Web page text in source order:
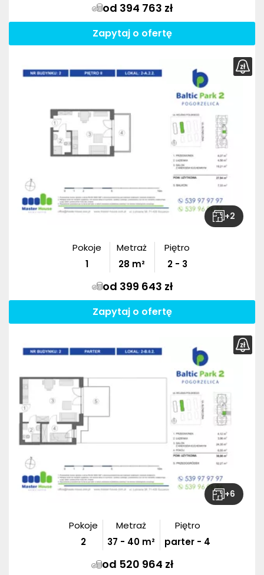
od 394 763 zł
Zapytaj o ofertę
+2
Pokoje
1
Metraż
28 m²
Piętro
2 - 3
od 399 643 zł
Zapytaj o ofertę
+6
Pokoje
2
Metraż
37 - 40 m²
Piętro
parter - 4
od 520 964 zł